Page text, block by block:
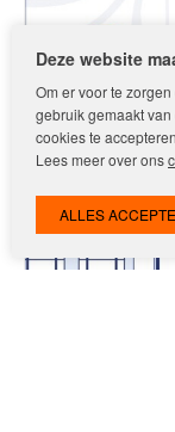
Deze website
Om er voor te
gebruik gemaakt
cookies te
Lees meer over ons